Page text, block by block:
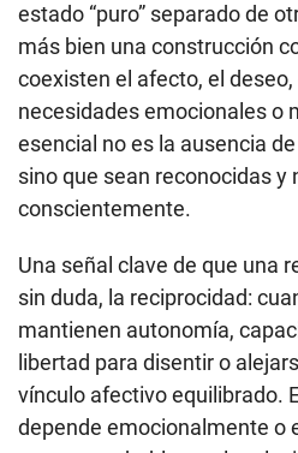
estado “puro” separado de
más bien una construcción
coexisten el afecto, el
necesidades emocionales o
esencial no es la ausencia
sino que sean reconocidas y
conscientemente.
Una señal clave de que una
sin duda, la reciprocidad:
mantienen autonomía,
libertad para disentir o
vínculo afectivo equilibrado.
depende emocionalmente o